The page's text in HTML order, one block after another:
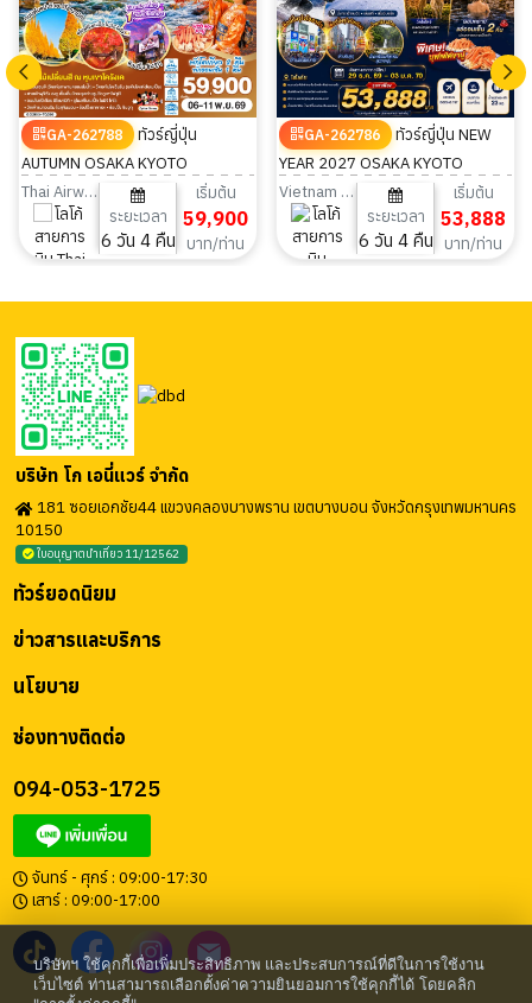
GA-262788
ทัวร์ญี่ปุ่น
AUTUMN OSAKA KYOTO
KORANKEI FUJI TOKYO 6วัน 4คืน
Thai Airways
ระยะเวลา
6 วัน 4 คืน
เริ่มต้น
59,900
บาท/ท่าน
GA-262786
ทัวร์ญี่ปุ่น NEW
YEAR 2027 OSAKA KYOTO
HAMAMATSU FUJI TOKYO 6วัน
4คืน
Vietnam Airlines
ระยะเวลา
6 วัน 4 คืน
เริ่มต้น
53,888
บาท/ท่าน
บริษัท โก เอนี่แวร์ จำกัด
181 ซอยเอกชัย44 แขวงคลองบางพราน เขตบางบอน จังหวัดกรุงเทพมหานคร
10150
ใบอนุญาตนำเที่ยว 11/12562
ช่องทางติดต่อ
094-053-1725
จันทร์ - ศุกร์ : 09:00-17:30
เสาร์ : 09:00-17:00
นโยบาย
ข่าวสารและบริการ
ทัวร์ยอดนิยม
บริษัทฯ ใช้คุกกี้เพื่อเพิ่มประสิทธิภาพ และประสบการณ์ที่ดีในการใช้งาน
เว็บไซต์ ท่านสามารถเลือกตั้งค่าความยินยอมการใช้คุกกี้ได้ โดยคลิก